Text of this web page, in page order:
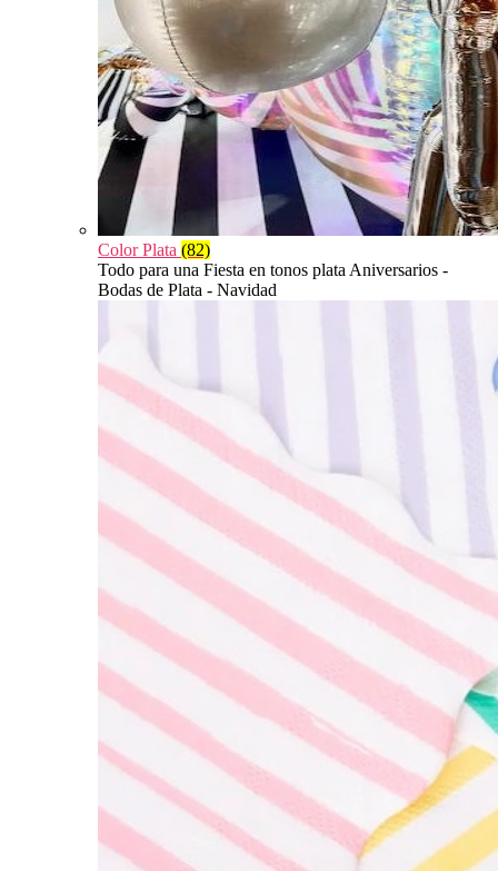
Color Plata (82)
Todo para una Fiesta en tonos plata Aniversarios -
Bodas de Plata - Navidad